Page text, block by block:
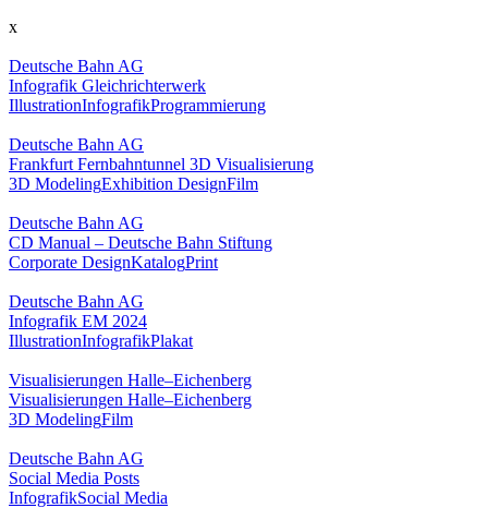
x
Deutsche Bahn AG
Infografik Gleichrichterwerk
IllustrationInfografikProgrammierung
Deutsche Bahn AG
Frankfurt Fernbahntunnel 3D Visualisierung
3D ModelingExhibition DesignFilm
Deutsche Bahn AG
CD Manual – Deutsche Bahn Stiftung
Corporate DesignKatalogPrint
Deutsche Bahn AG
Infografik EM 2024
IllustrationInfografikPlakat
Visualisierungen Halle–Eichenberg
Visualisierungen Halle–Eichenberg
3D ModelingFilm
Deutsche Bahn AG
Social Media Posts
InfografikSocial Media